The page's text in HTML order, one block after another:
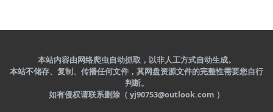
本站内容由网络爬虫自动抓取，以非人工方式自动生成。
本站不储存、复制、传播任何文件，其网盘资源文件的完整性需要您自行
判断。
如有侵权请联系删除（ yj90753@outlook.com ）